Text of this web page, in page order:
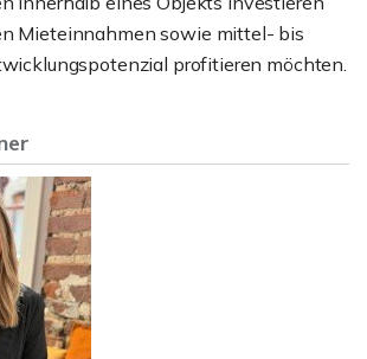
Mieteinnahmen sowie mittel- bis
profitieren möchten.